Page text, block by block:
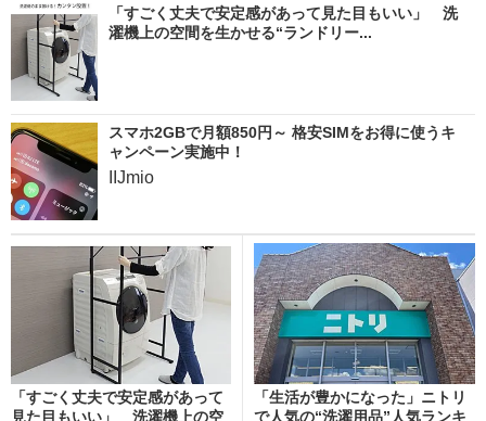
「すごく丈夫で安定感があって見た目もいい」 洗
濯機上の空間を生かせる“ランドリー...
スマホ2GBで月額850円～ 格安SIMをお得に使うキ
ャンペーン実施中！
IIJmio
「すごく丈夫で安定感があって
見た目もいい」 洗濯機上の空
「生活が豊かになった」ニトリ
で人気の“洗濯用品”人気ランキ